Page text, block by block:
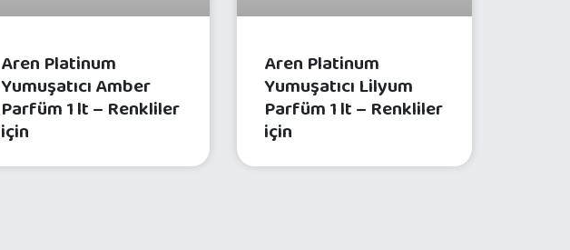
Aren Platinum
Yumuşatıcı Amber
Parfüm 1 lt – Renkliler
için
Aren Platinum
Yumuşatıcı Lilyum
Parfüm 1 lt – Renkliler
için